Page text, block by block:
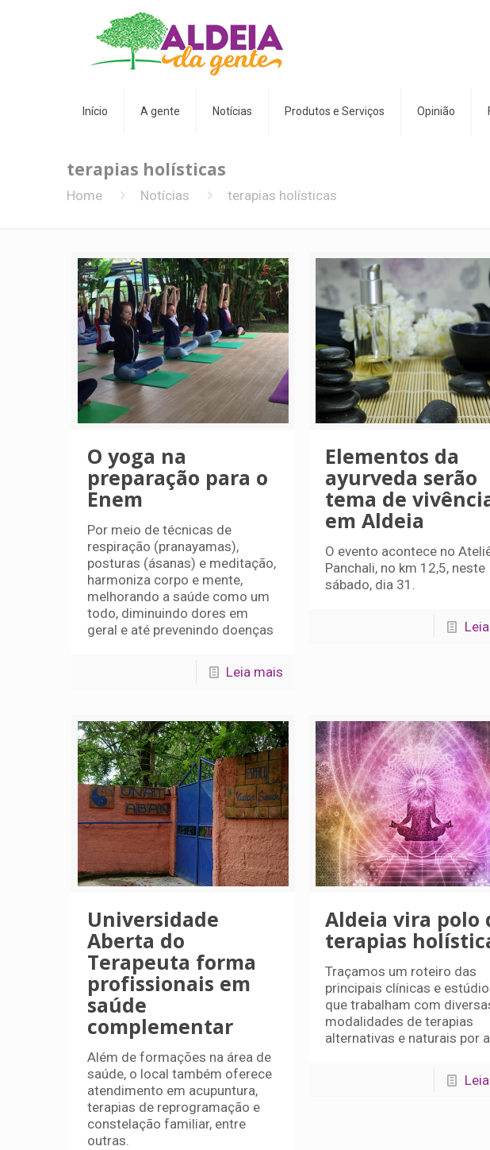
Início A gente Notícias Produtos e Serviços Opinião
terapias holísticas
Home Notícias terapias holísticas
O yoga na
preparação para o
Enem
Por meio de técnicas de
respiração (pranayamas),
posturas (ásanas) e meditação,
harmoniza corpo e mente,
melhorando a saúde como um
todo, diminuindo dores em
geral e até prevenindo doenças
Leia mais
Elementos da
ayurveda serão
tema de
em Aldeia
O evento acontece no
Panchali, no km 12,5, neste
sábado, dia 31.
Universidade
Aberta do
Terapeuta forma
profissionais em
saúde
complementar
Além de formações na área de
saúde, o local também oferece
atendimento em acupuntura,
terapias de reprogramação e
constelação familiar, entre
outras.
Aldeia vira polo
terapias
Traçamos um roteiro das
principais clínicas e
que trabalham com
modalidades de terapias
alternativas e naturais por